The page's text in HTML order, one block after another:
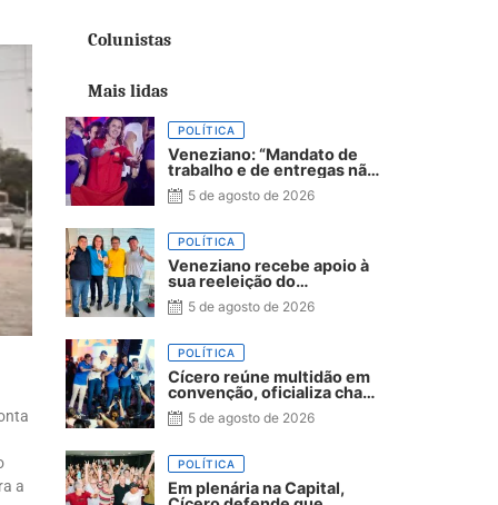
a
Colunistas
Mais lidas
POLÍTICA
Veneziano: “Mandato de
trabalho e de entregas não
se compra com dinheiro, se
conquista com trabalho”
5 de agosto de 2026
POLÍTICA
Veneziano recebe apoio à
sua reeleição do
presidente da Câmara e
vereadores de São Bento
5 de agosto de 2026
POLÍTICA
Cícero reúne multidão em
convenção, oficializa chapa
com Diogo Cunha Lima,
Veneziano e André
a dar o próximo passo
5 de agosto de 2026
POLÍTICA
Em plenária na Capital,